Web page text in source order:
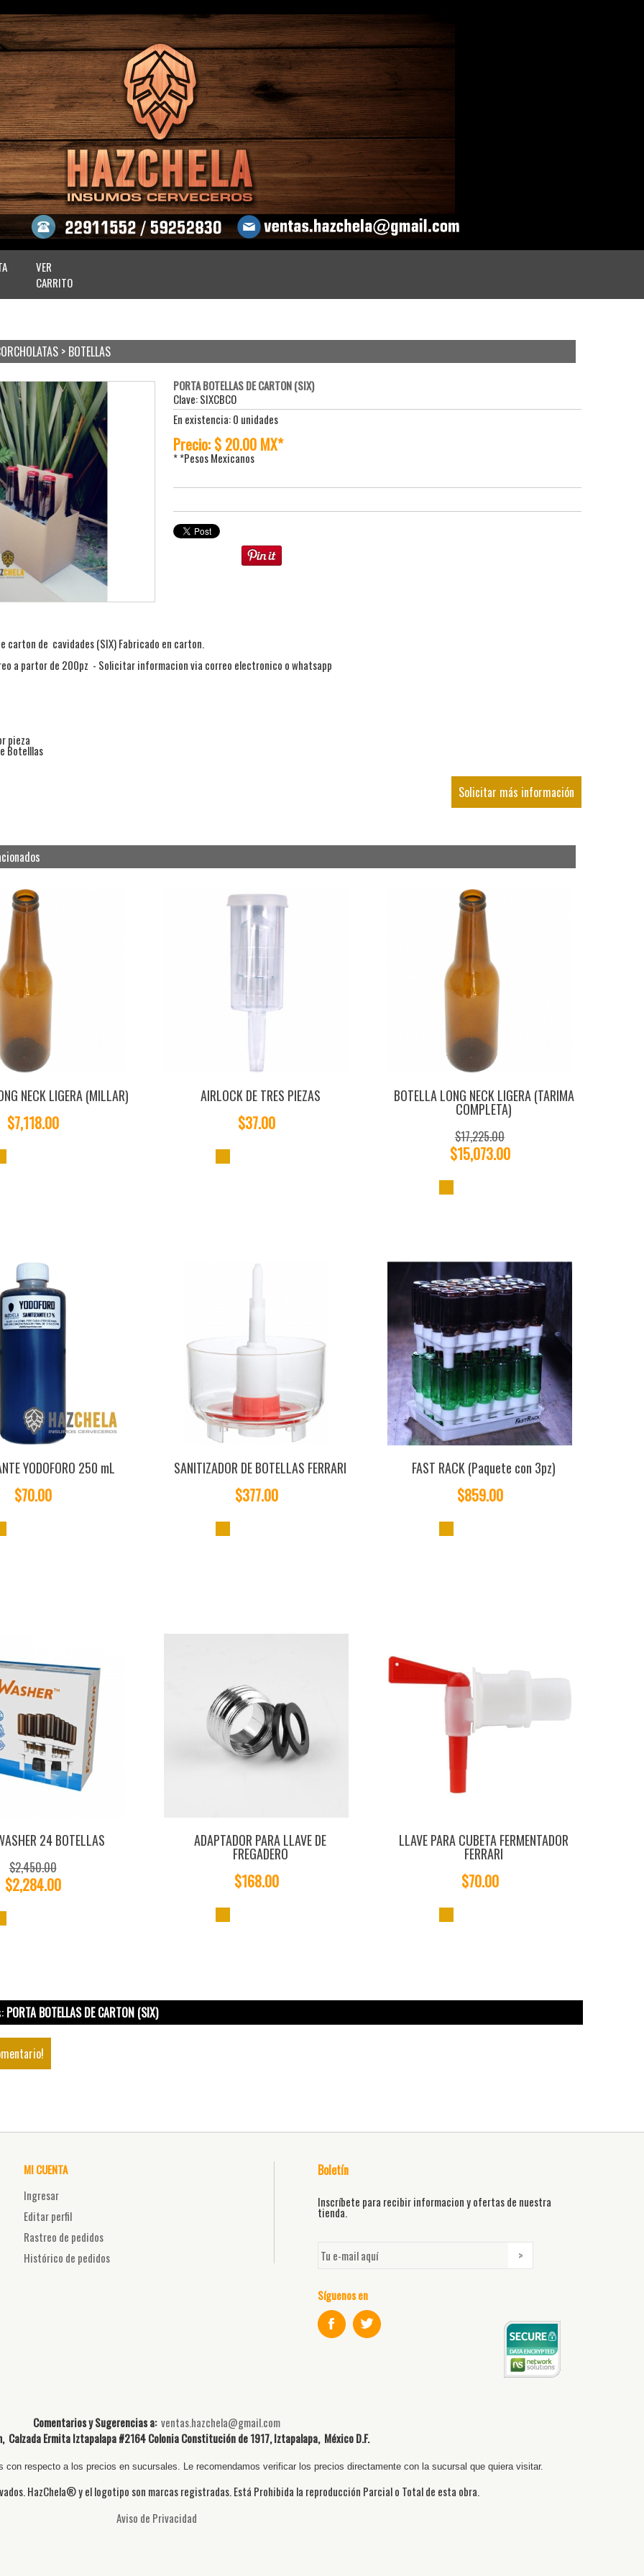
VER
CARRITO
> BOTELLAS
PORTA BOTELLAS DE CARTON (SIX)
Clave: SIXCBCO
En existencia: 0 unidades
Precio: $ 20.00 MX*
* *Pesos Mexicanos
carton de cavidades (SIX) Fabricado en carton.
a partor de 200pz - Solicitar informacion via correo electronico o whatsapp
pieza
Botelllas
Solicitar más información
NECK LIGERA (MILLAR)
$7,118.00
AIRLOCK DE TRES PIEZAS
$37.00
BOTELLA LONG NECK LIGERA (TARIMA
COMPLETA)
$17,225.00
$15,073.00
YODOFORO 250 mL
$70.00
SANITIZADOR DE BOTELLAS FERRARI
$377.00
FAST RACK (Paquete con 3pz)
$859.00
24 BOTELLAS
$2,450.00
$2,284.00
ADAPTADOR PARA LLAVE DE
FREGADERO
$168.00
LLAVE PARA CUBETA FERMENTADOR
FERRARI
$70.00
PORTA BOTELLAS DE CARTON (SIX)
MI CUENTA
Ingresar
Editar perfil
Rastreo de pedidos
Histórico de pedidos
Boletín
Inscríbete para recibir informacion y ofertas de nuestra
tienda.
Síguenos en
Comentarios y Sugerencias a: ventas.hazchela@gmail.com
Calzada Ermita Iztapalapa #2164 Colonia Constitución de 1917, Iztapalapa, México D.F.
con respecto a los precios en sucursales. Le recomendamos verificar los precios directamente con la sucursal que quiera visitar.
HazChela® y el logotipo son marcas registradas. Está Prohibida la reproducción Parcial o Total de esta obra.
Aviso de Privacidad